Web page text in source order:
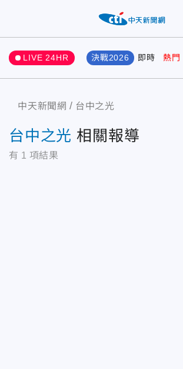
LIVE 24HR 決戰2026 即時 熱門
中天新聞網 台中之光
台中之光 相關報導
有 1 項結果